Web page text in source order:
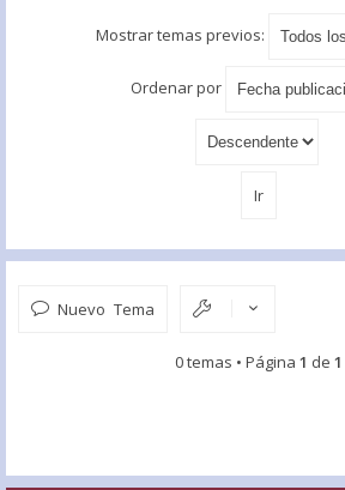
Mostrar temas previos:
Ordenar por
Nuevo Tema
0 temas • Página 1 de 1